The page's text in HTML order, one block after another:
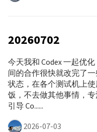
20260702
今天我和 Codex 一起优
间的合作很快就改完了
状态，在各个测试机上
饭，不去做其他事情，
引导 Co......
2026-07-03